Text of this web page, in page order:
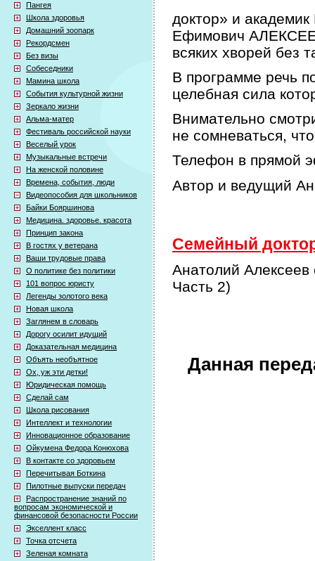
Пангея
Школа здоровья
Домашний зоопарк
Рекордсмен
Без визы
Собеседники
Мамина школа
События культурной жизни
Зеркало жизни
Альма-матер
Фестиваль российской науки
Веселый урок
Музыкальные встречи
На женской половине
Времена, события, люди
Видеопособия для школьников
Байки Бояршинова
Медицина. здоровье. красота
Принцип закона
В гостях у ветерана
Ваши трудовые права
О политике без политики
101 вопрос юристу
Легенды золотого века
Новая школа
Заглянем в словарь
Дорогу осилит идущий
Доказательная медицина
Объять необъятное
Ох, уж эти детки!
Юридическая помощь
Сделай сам
Школа рисования
Интеллект и технологии
Инновационное образование
Ойкумена Федора Конюхова
В контакте со здоровьем
Перечитывая Боткина
Пилотные выпуски передач
Распространение знаний по
вопросам экономической и
финансовой безопасности России
Экселлент класс
Точка отсчета
Зеленая комната
доктор» и
Ефимович
всяких хворей без
В программе речь
целебная сила
Внимательно
не сомневаться,
Телефон в прямой
Автор и ведущий
Семейный
Анатолий Алексеев
Часть 2)
Данная